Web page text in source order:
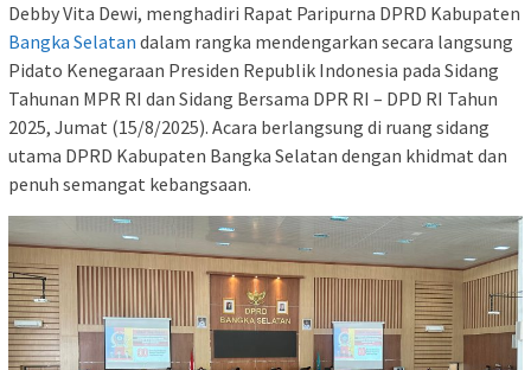
Debby Vita Dewi, menghadiri Rapat Paripurna DPRD Kabupaten
Bangka Selatan dalam rangka mendengarkan secara langsung
Pidato Kenegaraan Presiden Republik Indonesia pada Sidang
Tahunan MPR RI dan Sidang Bersama DPR RI – DPD RI Tahun
2025, Jumat (15/8/2025). Acara berlangsung di ruang sidang
utama DPRD Kabupaten Bangka Selatan dengan khidmat dan
penuh semangat kebangsaan.